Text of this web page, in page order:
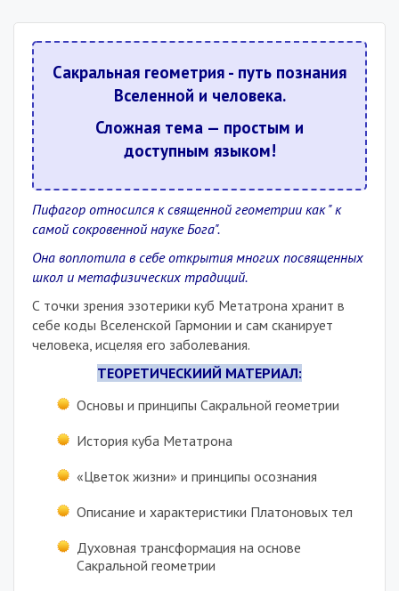
Сакральная геометрия - путь познания
Вселенной и человека.
Сложная тема — простым и
доступным языком!
Пифагор относился к священной геометрии как " к
самой сокровенной науке Бога".
Она воплотила в себе открытия многих посвященных
школ и метафизических традиций.
С точки зрения эзотерики куб Метатрона хранит в
себе коды Вселенской Гармонии и сам сканирует
человека, исцеляя его заболевания.
ТЕОРЕТИЧЕСКИИЙ МАТЕРИАЛ:
Основы и принципы Сакральной геометрии
История куба Метатрона
«Цветок жизни» и принципы осознания
Описание и характеристики Платоновых тел
Духовная трансформация на основе
Сакральной геометрии